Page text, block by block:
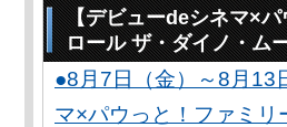
【デビューdeシネマ×
ロール ザ・ダイノ・ム
●8月7日（金）～8月13
マ×パウっと！ファミ